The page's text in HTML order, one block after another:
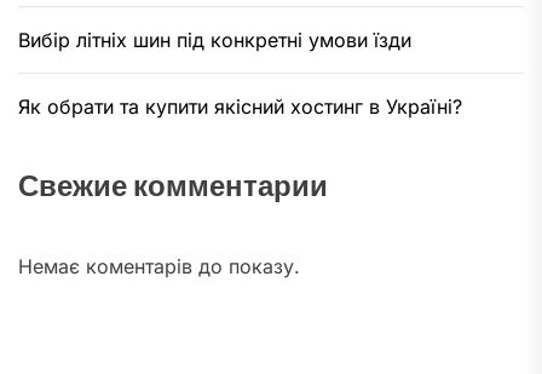
Вибір літніх шин під конкретні умови їзди
Як обрати та купити якісний хостинг в Україні?
Свежие комментарии
Немає коментарів до показу.